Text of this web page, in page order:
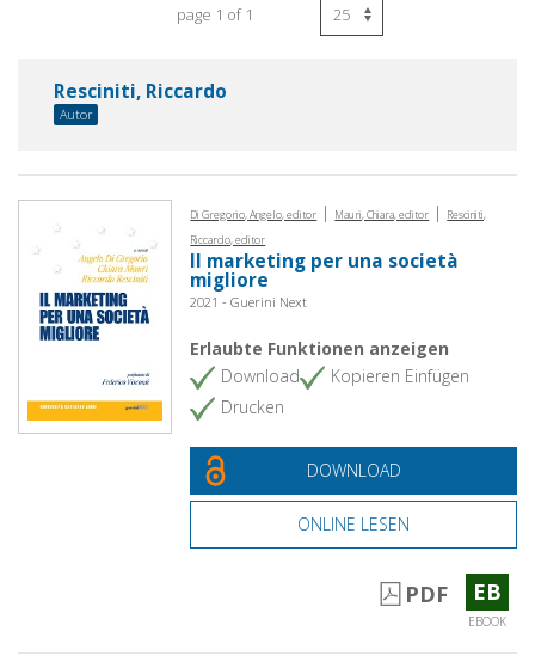
page 1 of 1
Resciniti, Riccardo
Autor
Di Gregorio, Angelo, editor | Mauri, Chiara, editor |
Resciniti,
Riccardo, editor
Il marketing per una società
migliore
2021 - Guerini Next
Erlaubte Funktionen anzeigen
Download
Kopieren Einfügen
Drucken
DOWNLOAD
ONLINE LESEN
PDF EB
EBOOK